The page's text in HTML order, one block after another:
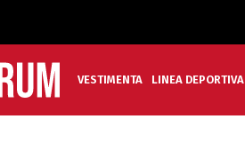
VESTIMENTA LINEA DEPORTIVA